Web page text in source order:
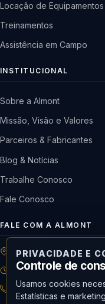
Locação de Equipamentos
Treinamentos
Assistência em Campo
INSTITUCIONAL
Sobre a Almont
Missão, Visão e Valores
Parceiros & Fabricantes
Blog & Notícias
Trabalhe Conosco
Fale Conosco
FALE COM A ALMONT
R: Horácio de Castilho,
08h às 18h | Seg. a Qui.
11 3488-9300 RECEPÇÃO
PRIVACIDADE E
Controle de
Usamos cookies
Estatísticas e